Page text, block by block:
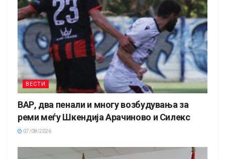
ВЕСТИ
ВАР, два пенали и многу возбудувања за
реми меѓу Шкендија Арачиново и Силекс
07/08/2026